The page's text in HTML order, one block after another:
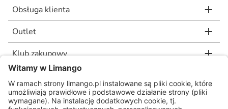
Obsługa klienta
Outlet
Klub zakupowy